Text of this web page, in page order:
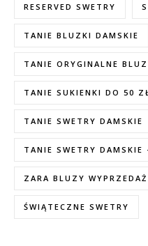
RESERVED SWETRY
TANIE BLUZKI DAMSKIE
TANIE ORYGINALNE
TANIE SUKIENKI DO 50 ZŁ
TANIE SWETRY DAMSKIE
TANIE SWETRY DAMSKIE
ZARA BLUZY WYPRZEDAŻ
ŚWIĄTECZNE SWETRY